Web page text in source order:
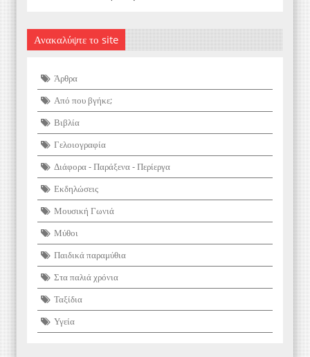
Ανακαλύψτε το site
Άρθρα
Από που βγήκε;
Βιβλία
Γελοιογραφία
Διάφορα - Παράξενα - Περίεργα
Εκδηλώσεις
Μουσική Γωνιά
Μύθοι
Παιδικά παραμύθια
Στα παλιά χρόνια
Ταξίδια
Υγεία